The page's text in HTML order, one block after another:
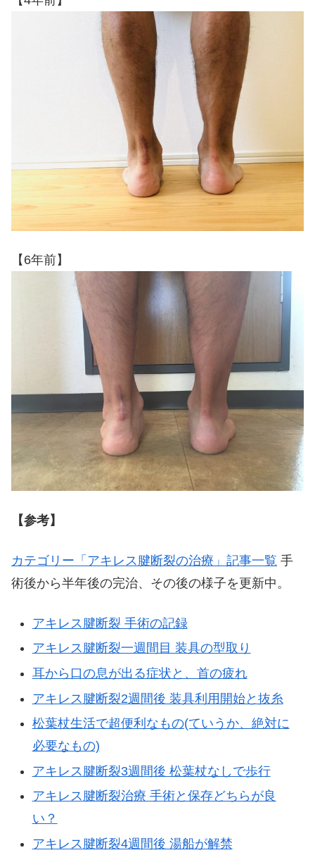
【6年前】
【参考】
カテゴリー「アキレス腱断裂の治療」記事一覧 手
術後から半年後の完治、その後の様子を更新中。
アキレス腱断裂 手術の記録
アキレス腱断裂一週間目 装具の型取り
耳から口の息が出る症状と、首の疲れ
アキレス腱断裂2週間後 装具利用開始と抜糸
松葉杖生活で超便利なもの(ていうか、絶対に
必要なもの)
アキレス腱断裂3週間後 松葉杖なしで歩行
アキレス腱断裂治療 手術と保存どちらが良
い？
アキレス腱断裂4週間後 湯船が解禁